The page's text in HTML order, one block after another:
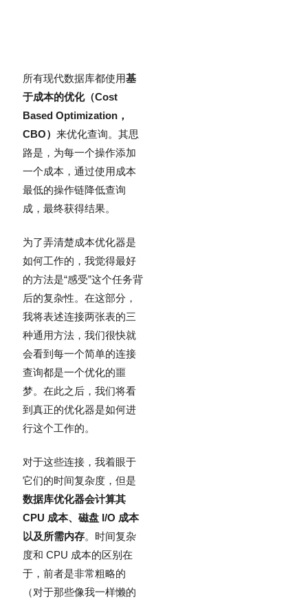
所有现代数据库都使用基
于成本的优化（Cost
Based Optimization，
CBO） 来优化查询。其思
路是，为每一个操作添加
一个成本，通过使用成本
最低的操作链降低查询
成，最终获得结果。
为了弄清楚成本优化器是
如何工作的，我觉得最好
的方法是“感受”这个任务背
后的复杂性。在这部分，
我将表述连接两张表的三
种通用方法，我们很快就
会看到每一个简单的连接
查询都是一个优化的噩
梦。在此之后，我们将看
到真正的优化器是如何进
行这个工作的。
对于这些连接，我着眼于
它们的时间复杂度，但是
数据库优化器会计算其
CPU 成本、磁盘 I/O 成本
以及所需内存。时间复杂
度和 CPU 成本的区别在
于，前者是非常粗略的
（对于那些像我一样懒的